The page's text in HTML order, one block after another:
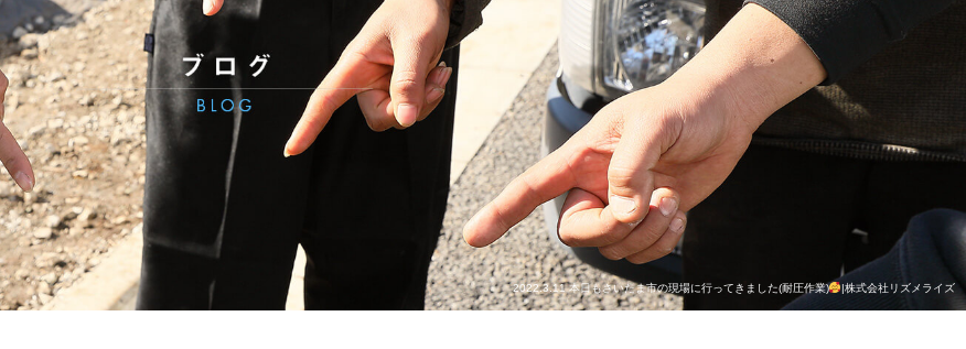
2022.3.11 本日もさいたま市の現場に行ってきました(耐圧作業) |株式会社リズメライズ